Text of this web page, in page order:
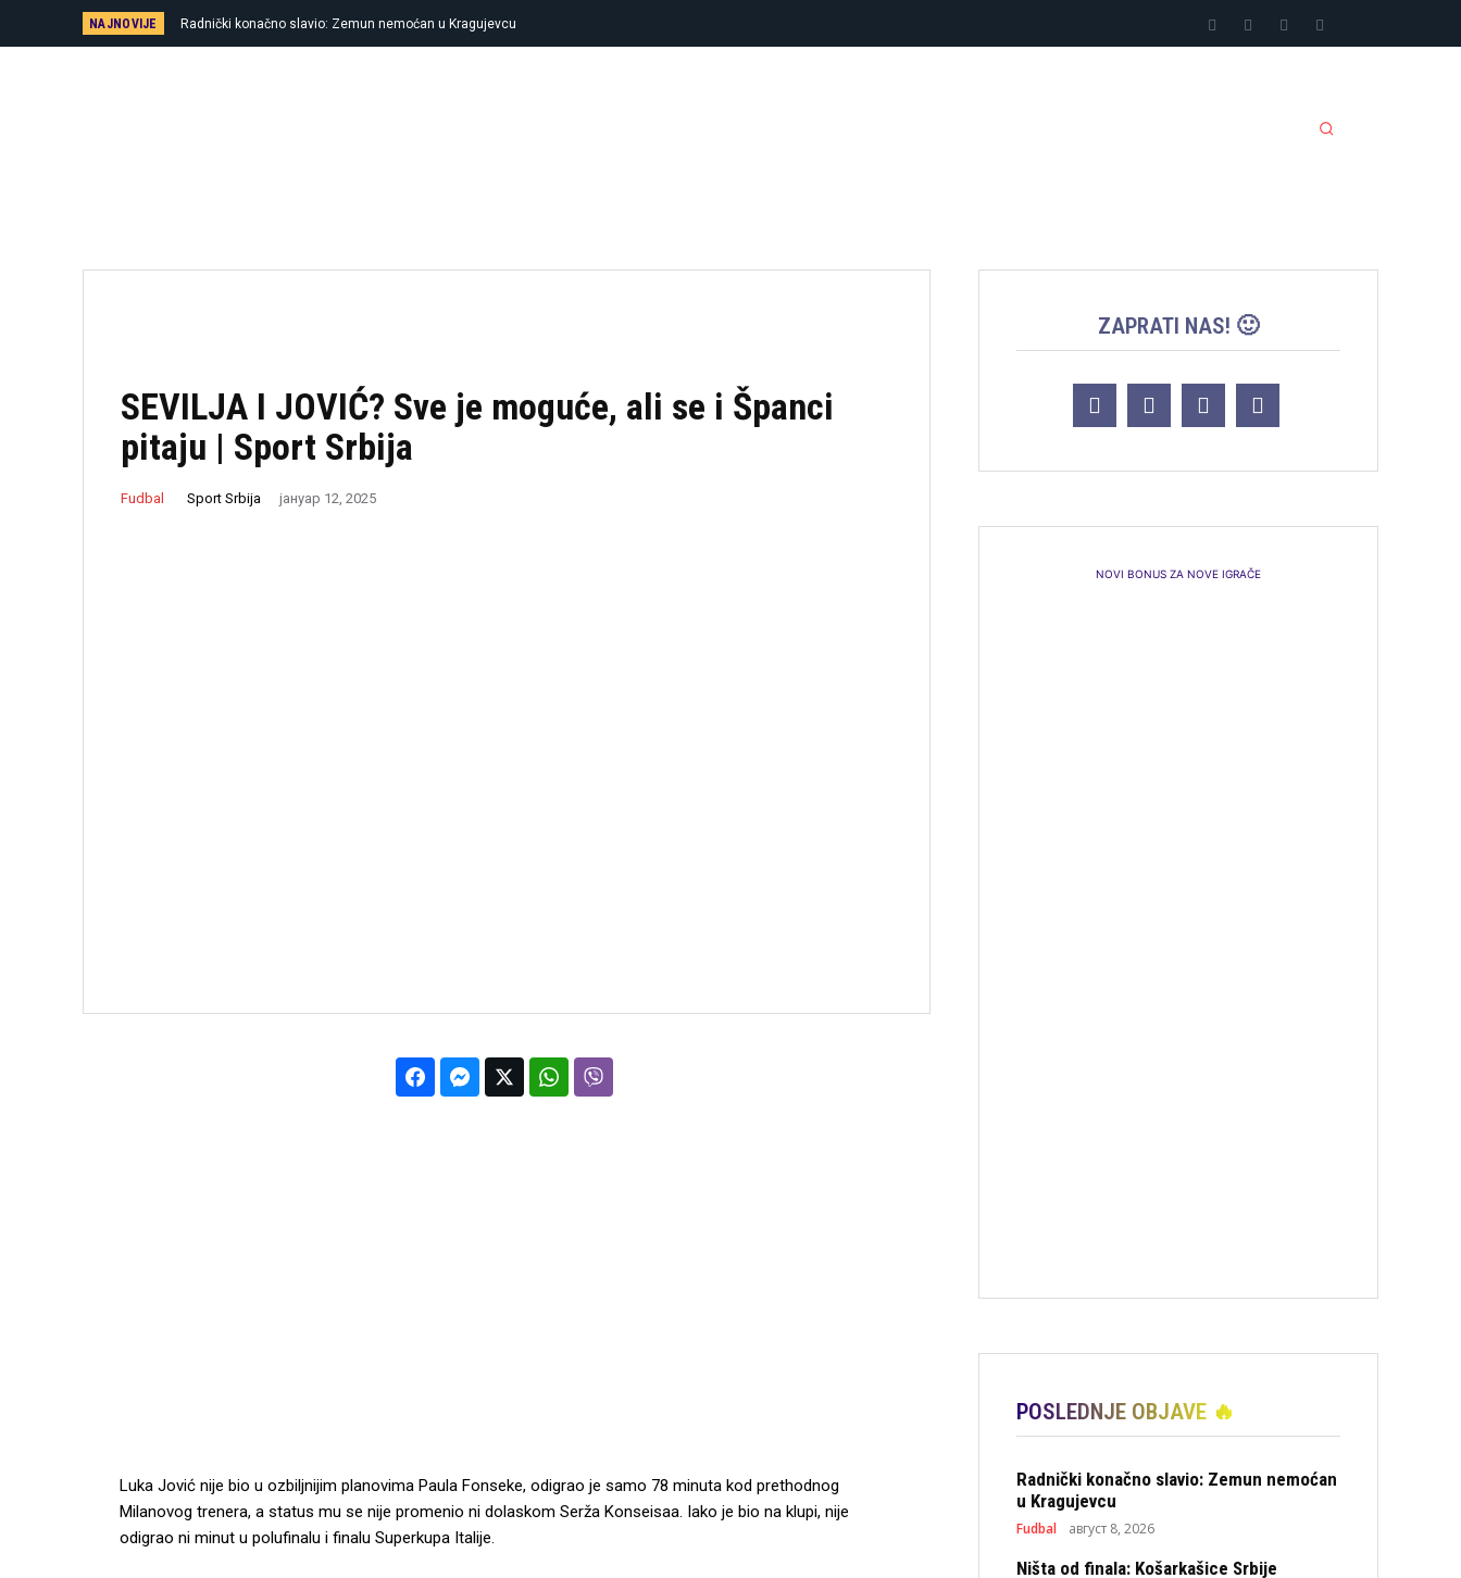
NAJNOVIJE Radnički konačno slavio: Zemun nemoćan u Kragujevcu
SEVILJA I JOVIĆ? Sve je moguće, ali se i Španci
pitaju | Sport Srbija
Fudbal Sport Srbija јануар 12, 2025
Luka Jović nije bio u ozbiljnijim planovima Paula Fonseke, odigrao je samo 78 minuta kod prethodnog
Milanovog trenera, a status mu se nije promenio ni dolaskom Serža Konseisaa. Iako je bio na klupi, nije
odigrao ni minut u polufinalu i finalu Superkupa Italije.
ZAPRATI NAS! 🙂
NOVI BONUS ZA NOVE IGRAČE
POSLEDNJE OBJAVE 🔥
Radnički konačno slavio: Zemun nemoćan
u Kragujevcu
Fudbal август 8, 2026
Ništa od finala: Košarkašice Srbije